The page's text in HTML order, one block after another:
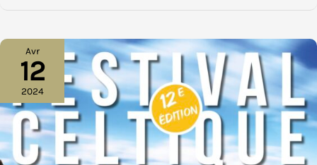
JUILLET
2025
SAINT-
GERVAIS-
D’AUVERGNE
Avr
12
2024